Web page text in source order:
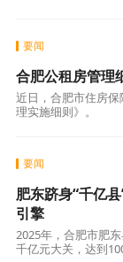
要闻
合肥公租房管理
近日，合肥市住房
理实施细则》。
要闻
肥东跻身“千亿
引擎
2025年，合肥市肥
千亿元大关，达到